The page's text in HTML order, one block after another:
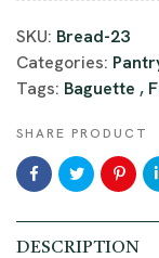
SKU: Bread-23
Categories:
Tags: Baguette ,
SHARE PRODUCT
DESCRIPTION